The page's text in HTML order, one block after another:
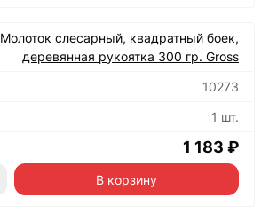
Молоток слесарный, квадратный боек,
деревянная рукоятка 300 гр. Gross
10273
1 шт.
1 183 ₽
В корзину